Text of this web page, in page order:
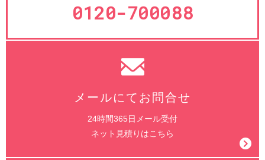
0120-700088
メールにてお問合せ
24時間365日メール受付
ネット見積りはこちら